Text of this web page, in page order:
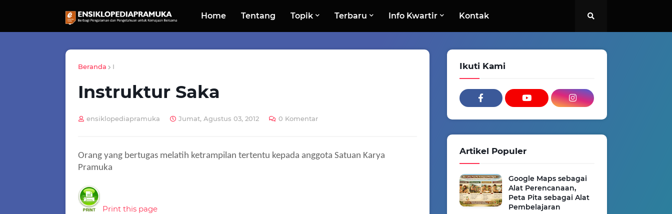
Home Tentang Topik Terbaru Info Kwartir Kontak
Beranda I
Instruktur Saka
ensiklopediapramuka Jumat, Agustus 03, 2012 0 Komentar
Orang yang bertugas melatih ketrampilan tertentu kepada anggota Satuan Karya
Pramuka
Print this page
Ikuti Kami
Artikel Populer
Google Maps sebagai
Alat Perencanaan,
Peta Pita sebagai Alat
Pembelajaran